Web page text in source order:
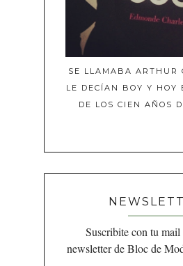
SE LLAMABA ARTHUR
LE DECÍAN BOY Y HOY
DE LOS CIEN AÑOS
Suscribite con tu
newsletter de Bloc de